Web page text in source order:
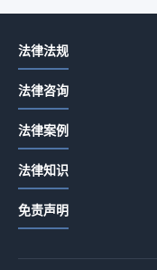
法律法规
法律咨询
法律案例
法律知识
免责声明